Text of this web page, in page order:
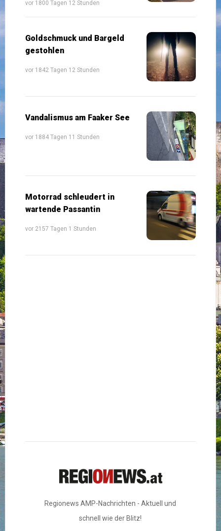
vor 1800 Tagen 12 Stunden
Goldschmuck und Bargeld
gestohlen
vor 1842 Tagen 12 Stunden
Vandalismus am Faaker See
vor 1884 Tagen 11 Stunden
Motorrad schleudert in
wartende Passantin
vor 2157 Tagen 1 Stunden
Regionews AMP-Nachrichten - Aktuell und
schnell wie der Blitz!